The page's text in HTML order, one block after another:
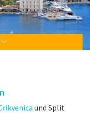
und Split